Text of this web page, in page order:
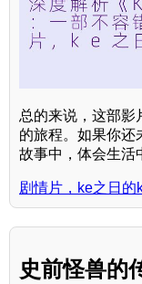
总的来说，这部影
的旅程。如果你还
故事中，体会生活
剧情片，ke之日的
史前怪兽的